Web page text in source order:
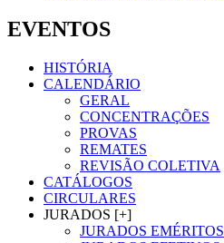
EVENTOS
HISTÓRIA
CALENDÁRIO
GERAL
CONCENTRAÇÕES
PROVAS
REMATES
REVISÃO COLETIVA
CATÁLOGOS
CIRCULARES
JURADOS [+]
JURADOS EMÉRITOS